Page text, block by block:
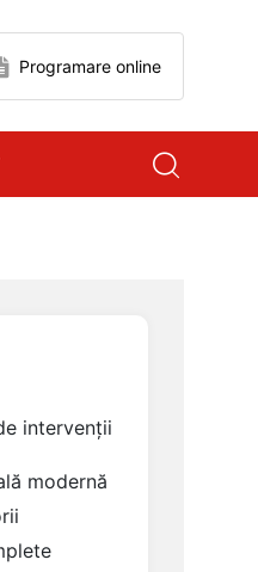
Programare online
intervenții
modernă